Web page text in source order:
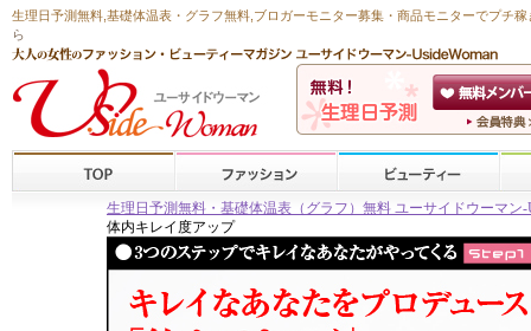
生理日予測無料 基礎体温表・グラフ無料 ,ブロガーモニター募集・商品モニターでプチ稼
ら
生理日予測無料・基礎体温表（グラフ）無料 ユーサイドウーマン-
体内キレイ度アップ